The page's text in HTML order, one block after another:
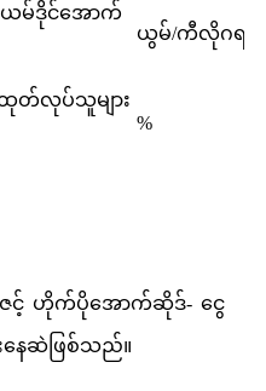
မ်ဒိုင်အောက်
ယွမ်/ကီလိုဂရမ်
လုပ်သူများ
%
- ဇင့် ဟိုက်ပိုအောက်ဆိုဒ်- ငွေ
နေဆဲဖြစ်သည်။